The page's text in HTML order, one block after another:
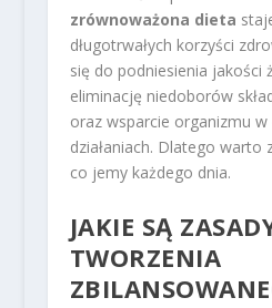
zrównoważona dieta
długotrwałych korzyści
się do podniesienia jakości
eliminację niedoborów
oraz wsparcie organizmu w
działaniach. Dlatego warto
co jemy każdego dnia.
JAKIE SĄ
TWORZENIA